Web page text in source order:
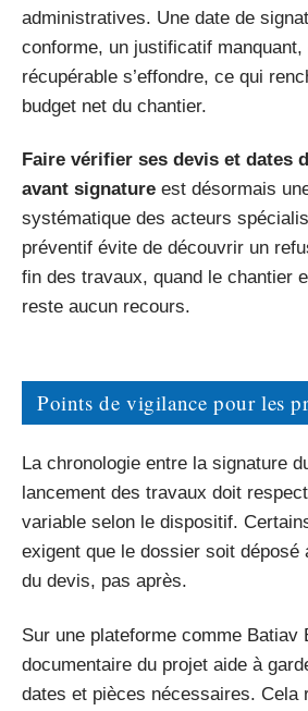
administratives. Une date de
conforme, un justificatif manquant,
récupérable s’effondre, ce qui
budget net du chantier.
Faire vérifier ses devis et dates
avant signature est désormais
systématique des acteurs
préventif évite de découvrir un
fin des travaux, quand le chantier
reste aucun recours.
Points de vigilance pour les
La chronologie entre la signature
lancement des travaux doit
variable selon le dispositif.
exigent que le dossier soit déposé
du devis, pas après.
Sur une plateforme comme Batiav
documentaire du projet aide à
dates et pièces nécessaires. Cela